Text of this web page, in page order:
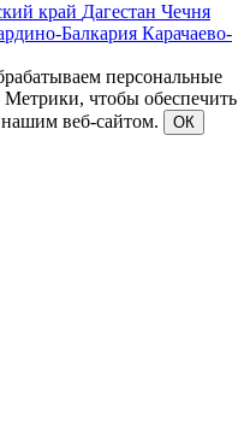
край Дагестан Чечня
Балкария Карачаево-
персональные
чтобы обеспечить
веб-сайтом.
ОК